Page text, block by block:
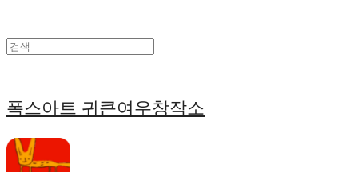
폭스아트 귀큰여우창작소